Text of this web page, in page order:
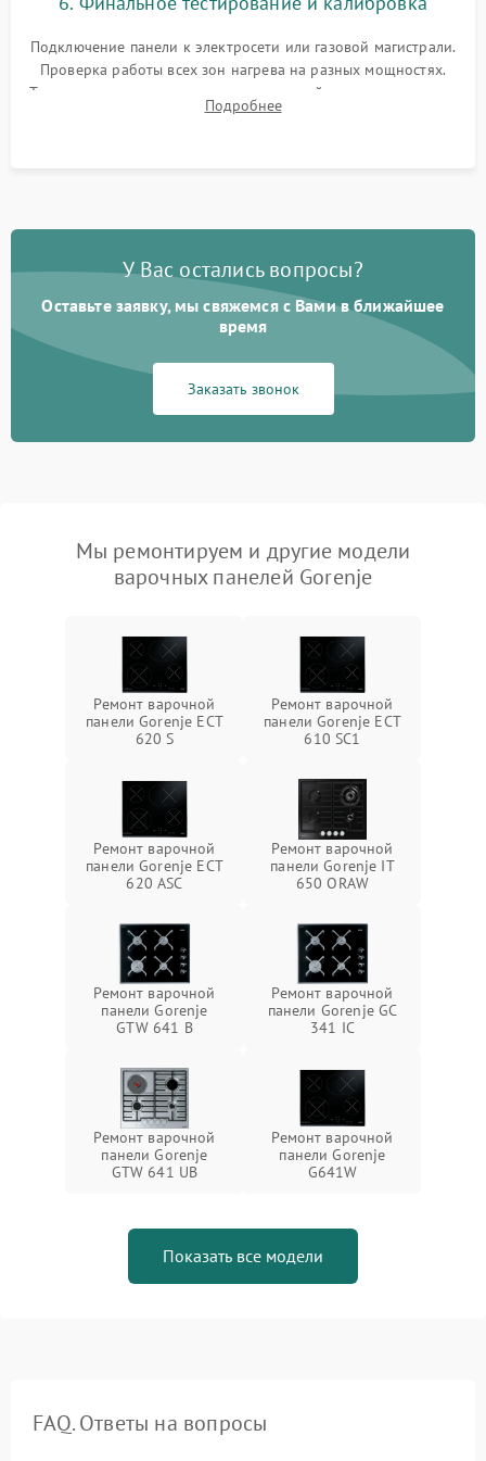
Подключение панели к электросети или газовой магистрали.
Проверка работы всех зон нагрева на разных мощностях.
Тестирование сенсорного управления, таймера, индикаторов
остаточного тепла и систем защиты от перегрева.
Подробнее
У Вас остались вопросы?
Оставьте заявку, мы свяжемся с Вами в ближайшее
время
Заказать звонок
Мы ремонтируем и другие модели
варочных панелей Gorenje
Ремонт варочной
панели Gorenje ECT
620 S
Ремонт варочной
панели Gorenje ECT
610 SC1
Ремонт варочной
панели Gorenje ECT
620 ASC
Ремонт варочной
панели Gorenje IT
650 ORAW
Ремонт варочной
панели Gorenje
GTW 641 B
Ремонт варочной
панели Gorenje GC
341 IC
Ремонт варочной
панели Gorenje
GTW 641 UB
Ремонт варочной
панели Gorenje
G641W
Показать все модели
FAQ. Ответы на вопросы